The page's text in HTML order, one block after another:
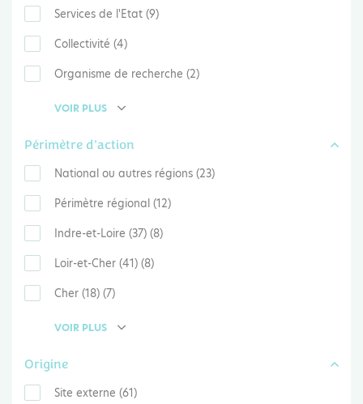
Services de l'Etat (9)
Collectivité (4)
Organisme de recherche (2)
VOIR PLUS
Périmètre d'action
National ou autres régions (23)
Périmètre régional (12)
Indre-et-Loire (37) (8)
Loir-et-Cher (41) (8)
Cher (18) (7)
VOIR PLUS
Origine
Site externe (61)